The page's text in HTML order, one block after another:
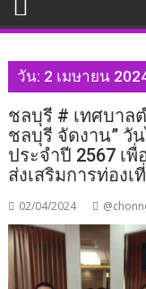
วัน: 2 เมษายน
ชลบุรี # เทศบาล
ชลบุรี จัดงาน” วั
ประจำปี 2567 เ
ส่งเสริมการท่องเ
02/04/2024